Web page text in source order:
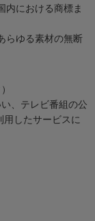
内における商標ま
らゆる素材の無断
、テレビ番組の公
用したサービスに